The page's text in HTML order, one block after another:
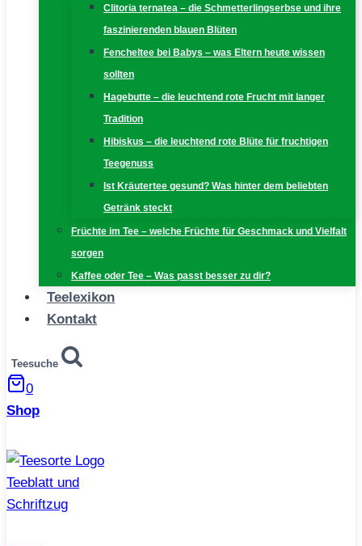
Clitoria ternatea – die Schmetterlingserbse und ihre
faszinierenden blauen Blüten
Fencheltee bei Babys – was Eltern heute wissen
sollten
Hagebutte – die leuchtend rote Frucht mit langer
Tradition
Hibiskus – die leuchtend rote Blüte für fruchtigen
Teegenuss
Ist Kräutertee gesund? Was hinter dem beliebten
Getränk steckt
Früchte im Tee – welche Früchte für Geschmack und Vielfalt
sorgen
Kaffee oder Tee – Was passt besser zu dir?
Teelexikon
Kontakt
Teesuche
0
Shop